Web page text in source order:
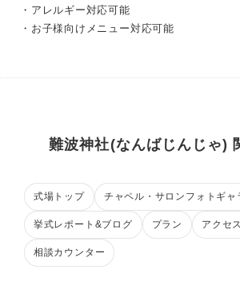
・アレルギー対応可能
・お子様向けメニュー対応可能
難波神社(なんばじんじゃ)
式場トップ チャペル・サロンフォトギャ
挙式レポート&ブログ プラン アクセス
相談カウンター